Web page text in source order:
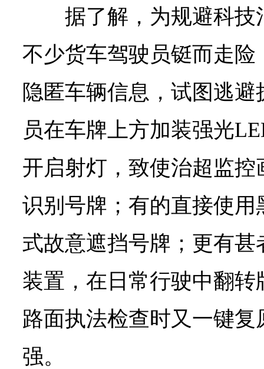
据了解，为规避科
不少货车驾驶员铤而走
隐匿车辆信息，试图逃
员在车牌上方加装强光
开启射灯，致使治超监
识别号牌；有的直接使
式故意遮挡号牌；更有
装置，在日常行驶中翻转
路面执法检查时又一键
强。